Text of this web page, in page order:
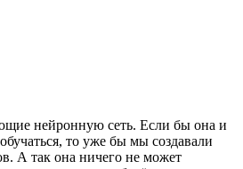
нейронную сеть. Если бы она и
то уже бы мы создавали
А так она ничего не может